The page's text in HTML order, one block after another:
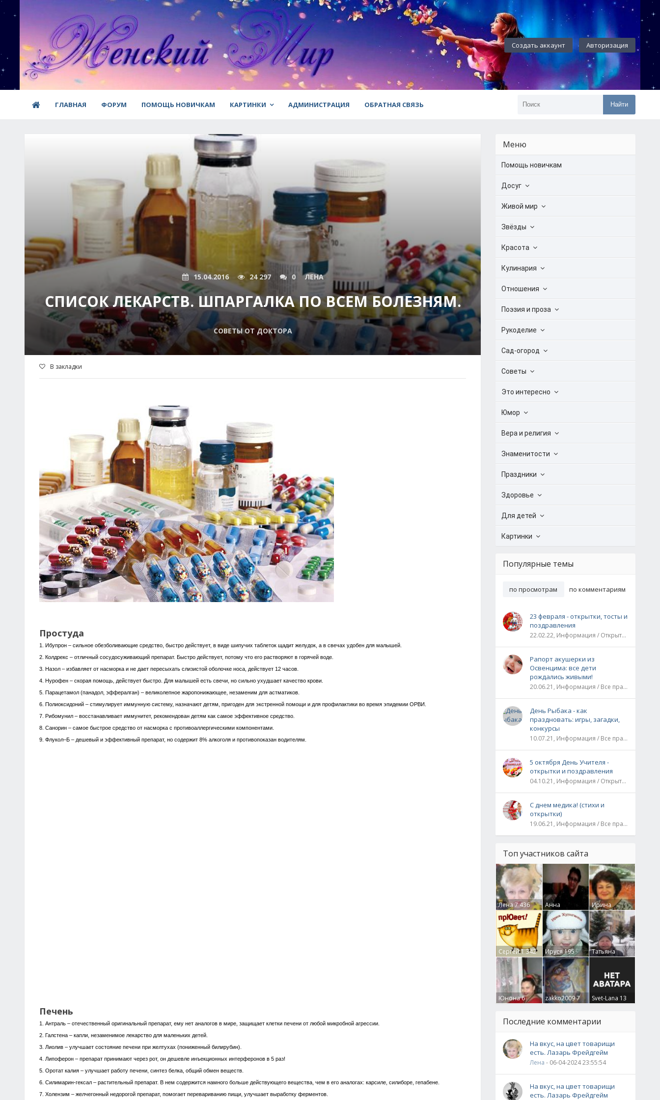
Создать аккаунт Авторизация
ГЛАВНАЯ ФОРУМ ПОМОЩЬ НОВИЧКАМ КАРТИНКИ АДМИНИСТРАЦИЯ ОБРАТНАЯ СВЯЗЬ Найти
15.04.2016 24 297 0 ЛЕНА
СПИСОК ЛЕКАРСТВ. ШПАРГАЛКА ПО ВСЕМ БОЛЕЗНЯМ.
СОВЕТЫ ОТ ДОКТОРА
В закладки
Простуда
1. Ибупрон – сильное обезболивающие средство, быстро действует, в виде шипучих таблеток щадит желудок, а в свечах удобен для малышей.
2. Колдрекс – отличный сосудосуживающий препарат. Быстро действует, потому что его растворяют в горячей воде.
3. Назол – избавляет от насморка и не дает пересыхать слизистой оболочке носа, действует 12 часов.
4. Нурофен – скорая помощь, действует быстро. Для малышей есть свечи, но сильно ухудшает качество крови.
5. Парацетамол (панадол, эффералган) – великолепное жаропонижающее, незаменим для астматиков.
6. Полиоксидоний – стимулирует иммунную систему, назначают детям, пригоден для экстренной помощи и для профилактики во время эпидемии ОРВИ.
7. Рибомунил – восстанавливает иммунитет, рекомендован детям как самое эффективное средство.
8. Санорин – самое быстрое средство от насморка с противоаллергическими компонентами.
9. Флукол–Б – дешевый и эффективный препарат, но содержит 8% алкоголя и противопоказан водителям.
Печень
1. Антраль – отечественный оригинальный препарат, ему нет аналогов в мире, защищает клетки печени от любой микробной агрессии.
2. Галстена – капли, незаменимое лекарство для маленьких детей.
3. Лиолив – улучшает состояние печени при желтухах (пониженный билирубин).
4. Липоферон – препарат принимают через рот, он дешевле инъекционных интерферонов в 5 раз!
5. Оротат калия – улучшает работу печени, синтез белка, общий обмен веществ.
6. Силимарин-гексал – растительный препарат. В нем содержится намного больше действующего вещества, чем в его аналогах: карсиле, силиборе, гепабене.
7. Холензим – желчегонный недорогой препарат, помогает перевариванию пищи, улучшает выработку ферментов.
Меню
Помощь новичкам
Досуг
Живой мир
Звёзды
Красота
Кулинария
Отношения
Поэзия и проза
Рукоделие
Сад-огород
Советы
Это интересно
Юмор
Вера и религия
Знаменитости
Праздники
Здоровье
Для детей
Картинки
Популярные темы
по просмотрам по комментариям
23 февраля - открытки, тосты и
поздравления
22.02.22, Информация / Открытки / Все праздники
Рапорт акушерки из
Освенцима: все дети
рождались живыми!
20.06.21, Информация / Все праздники / Рассказы и истории
День Рыбака - как
праздновать: игры, загадки,
конкурсы
10.07.21, Информация / Все праздники
5 октября День Учителя -
открытки и поздравления
04.10.21, Информация / Открытки / Все праздники
С днем медика! (стихи и
открытки)
19.06.21, Информация / Все праздники
Топ участников сайта
Лена7 436
Анна
Гумлевая0
Ирина
Бруцкая41
Сергей1 342 Ируся195
Татьяна
Крючкова0
Юнона6 zakko20097 Svet-Lana 13
Последние комментарии
На вкус, на цвет товарищи
есть. Лазарь Фрейдгейм
Лена - 06-04-2024 23:55:54
На вкус, на цвет товарищи
есть. Лазарь Фрейдгейм